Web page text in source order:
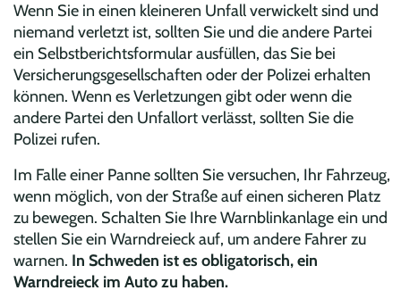
Wenn Sie in einen kleineren Unfall verwickelt sind und
niemand verletzt ist, sollten Sie und die andere Partei
ein Selbstberichtsformular ausfüllen, das Sie bei
Versicherungsgesellschaften oder der Polizei erhalten
können. Wenn es Verletzungen gibt oder wenn die
andere Partei den Unfallort verlässt, sollten Sie die
Polizei rufen.
Im Falle einer Panne sollten Sie versuchen, Ihr Fahrzeug,
wenn möglich, von der Straße auf einen sicheren Platz
zu bewegen. Schalten Sie Ihre Warnblinkanlage ein und
stellen Sie ein Warndreieck auf, um andere Fahrer zu
warnen. In Schweden ist es obligatorisch, ein
Warndreieck im Auto zu haben.